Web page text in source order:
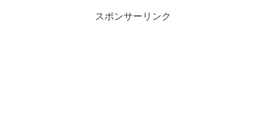
スポンサーリンク